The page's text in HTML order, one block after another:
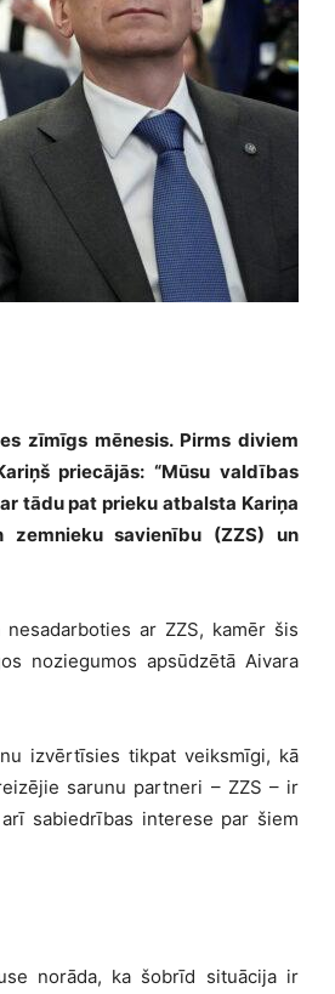
zīmīgs mēnesis. Pirms diviem
priecājās: “Mūsu valdības
tādu pat prieku atbalsta Kariņa
zemnieku savienību (ZZS) un
ar ZZS, kamēr šis
noziegumos apsūdzētā Aivara
izvērtīsies tikpat veiksmīgi, kā
sarunu partneri – ZZS – ir
sabiedrības interese par šiem
norāda, ka šobrīd situācija ir